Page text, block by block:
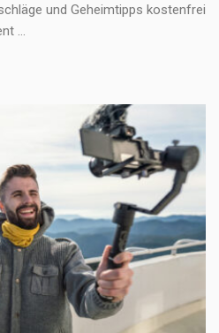
und Geheimtipps kostenfrei
...